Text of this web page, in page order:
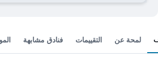
لمحة عن التقييمات فنادق مشابهة